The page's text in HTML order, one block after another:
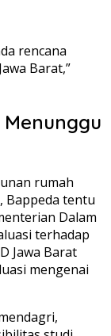
rencana
Barat,”
Menunggu
rumah
Bappeda tentu
Dalam
terhadap
Jawa Barat
mengenai